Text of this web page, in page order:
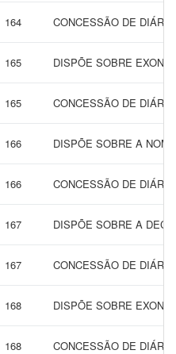
164 CONCESSÃO DE
165 DISPÕE SOBRE
165 CONCESSÃO DE
166 DISPÕE SOBRE A
166 CONCESSÃO DE
167 DISPÕE SOBRE A
167 CONCESSÃO DE
168 DISPÕE SOBRE
168 CONCESSÃO DE